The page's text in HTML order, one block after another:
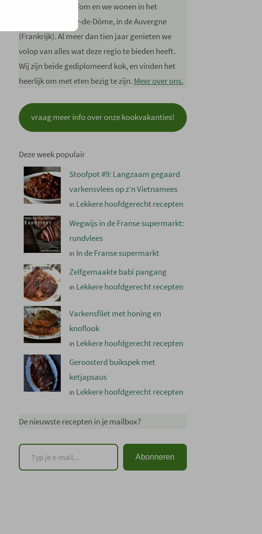
Wij zijn Joyce en Tom en we wonen in het
departement Puy-de-Dôme, in de Auvergne
(Frankrijk). Al meer dan tien jaar genieten we
volop van alles wat deze regio te bieden heeft.
Wij zijn beide gediplomeerd kok, en vinden het
heerlijk om met eten bezig te zijn. Meer over ons.
vraag meer info over onze kookvakanties!
Deze week populair
Stoofpot #9: Langzaam gegaard
varkensvlees op z’n Vietnamees
in Lekkere hoofdgerecht recepten
Wegwijs in de Franse supermarkt:
rundvlees
in In de Franse supermarkt
Zelfgemaakte babi pangang
in Lekkere hoofdgerecht recepten
Varkensfilet met honing en
knoflook
in Lekkere hoofdgerecht recepten
Geroosterd buikspek met
ketjapsaus
in Lekkere hoofdgerecht recepten
De nieuwste recepten in je mailbox?
Typ je e-mail...
Abonneren